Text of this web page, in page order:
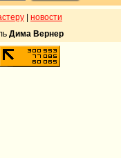
новости
Дима Вернер